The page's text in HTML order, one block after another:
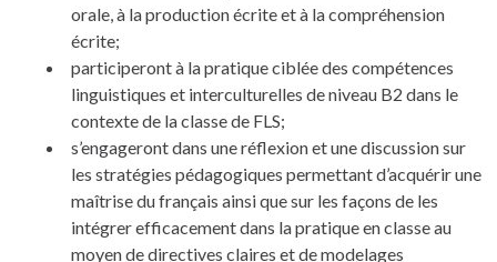
orale, à la production écrite et à la compréhension
écrite;
participeront à la pratique ciblée des compétences
linguistiques et interculturelles de niveau B2 dans le
contexte de la classe de FLS;
s’engageront dans une réflexion et une discussion sur
les stratégies pédagogiques permettant d’acquérir une
maîtrise du français ainsi que sur les façons de les
intégrer efficacement dans la pratique en classe au
moyen de directives claires et de modelages